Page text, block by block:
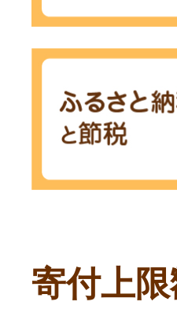
寄付上